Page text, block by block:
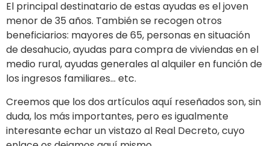
El principal destinatario de estas ayudas es el joven
menor de 35 años. También se recogen otros
beneficiarios: mayores de 65, personas en situación
de desahucio, ayudas para compra de viviendas en el
medio rural, ayudas generales al alquiler en función de
los ingresos familiares… etc.
Creemos que los dos artículos aquí reseñados son, sin
duda, los más importantes, pero es igualmente
interesante echar un vistazo al Real Decreto, cuyo